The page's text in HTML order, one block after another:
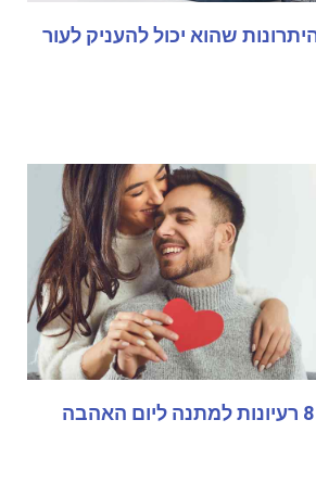
שהוא יכול להעניק לעור
בפתח: 8 רעיונות למתנה ליום האהבה